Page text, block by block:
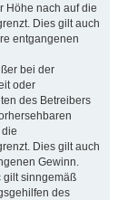
Höhe nach auf die
Dies gilt auch
entgangenen
bei der
oder
des Betreibers
Dies gilt auch
Gewinn.
gilt sinngemäß
des